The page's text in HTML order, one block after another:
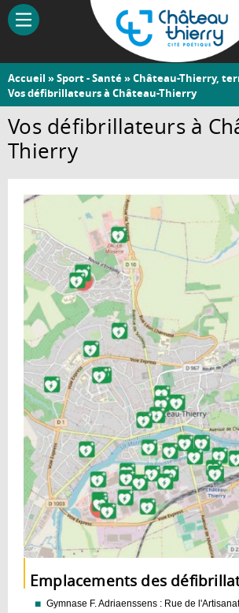
Aller
contenu
Château-
Thierry
Vous
êtes
ici
Accueil »Sport - Santé»Château-Thierry,
Vos défibrillateurs à Château-Thierry
Vos défibrillateurs à
Thierry
Emplacements des
Gymnase F. Adriaenssens : Rue de